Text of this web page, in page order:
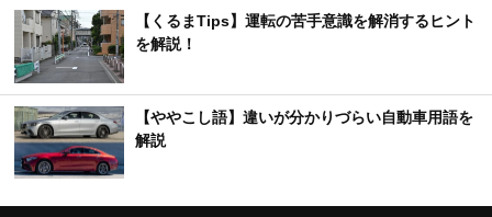
【くるまTips】運転の苦手意識を解消するヒント
を解説！
【ややこし語】違いが分かりづらい自動車用語を
解説